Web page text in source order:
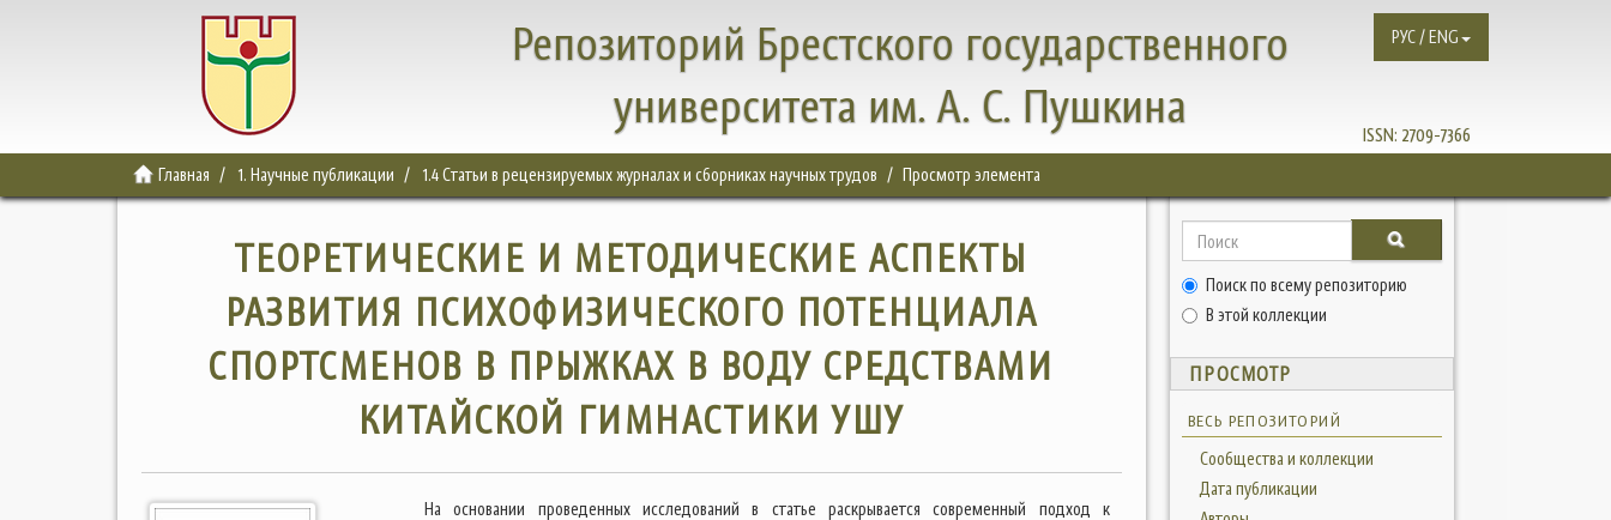
Репозиторий Брестского государственного
университета им. А. С. Пушкина
ISSN: 2709-7366
РУС / ENG
Главная 1. Научные публикации 1.4 Статьи в рецензируемых журналах и сборниках научных трудов Просмотр элемента
ТЕОРЕТИЧЕСКИЕ И МЕТОДИЧЕСКИЕ АСПЕКТЫ
РАЗВИТИЯ ПСИХОФИЗИЧЕСКОГО ПОТЕНЦИАЛА
СПОРТСМЕНОВ В ПРЫЖКАХ В ВОДУ СРЕДСТВАМИ
КИТАЙСКОЙ ГИМНАСТИКИ УШУ
На основании проведенных исследований в статье раскрывается современный подход к
Поиск по всему репозиторию
В этой коллекции
ПРОСМОТР
ВЕСЬ РЕПОЗИТОРИЙ
Сообщества и коллекции
Дата публикации